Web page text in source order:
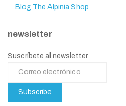
Blog The Alpinia Shop
newsletter
Suscríbete al newsletter